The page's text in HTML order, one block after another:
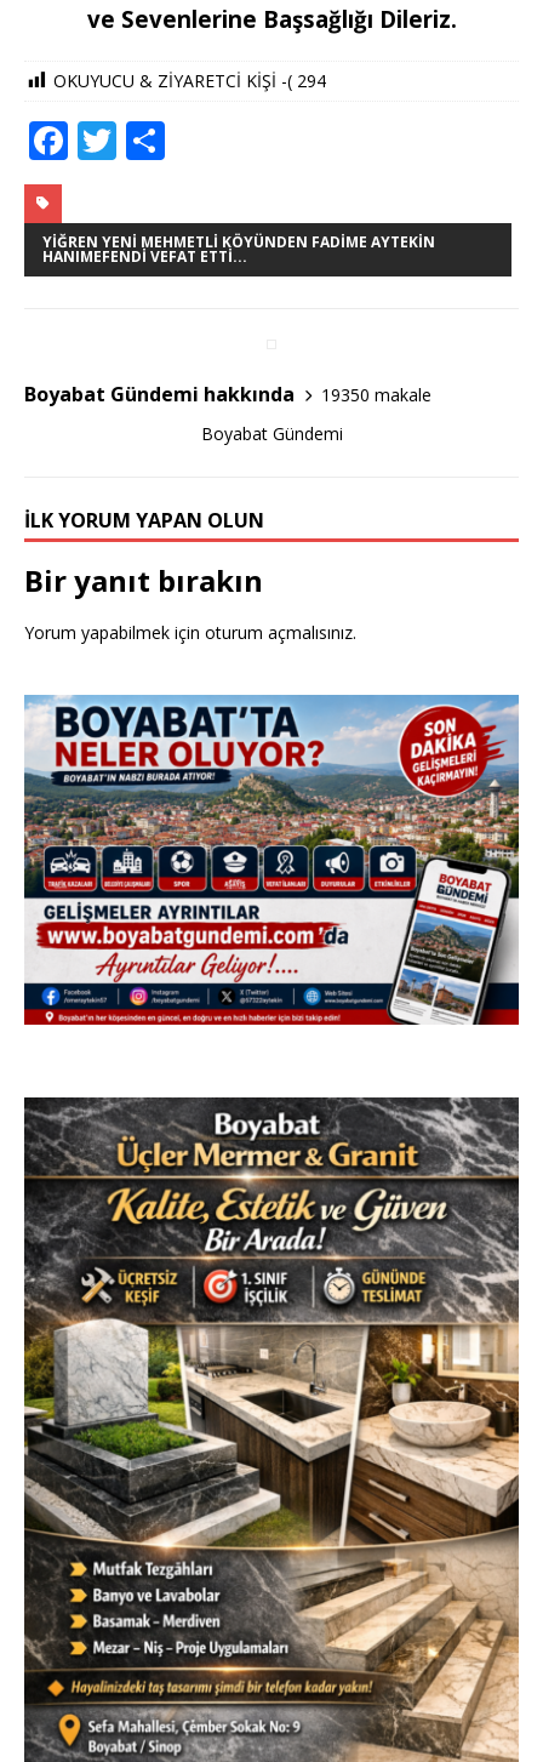
ve Sevenlerine Başsağlığı Dileriz.
OKUYUCU & ZİYARETCİ KİŞİ -( 294
F
c
e
o
k
T
it
te
ar
e
YIĞREN YENI MEHMETLI KÖYÜNDEN FADIME AYTEKİN
HANIMEFENDI VEFAT ETTI...
Boyabat Gündemi hakkında
19350 makale
Boyabat Gündemi
İLK YORUM YAPAN OLUN
Bir yanıt bırakın
Yorum yapabilmek için oturum açmalısınız.